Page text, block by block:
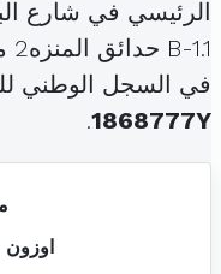
B-1.1 حدائق المنزه2 منيهلة (
في السجل الوطني
1868777Y
.
اوزون